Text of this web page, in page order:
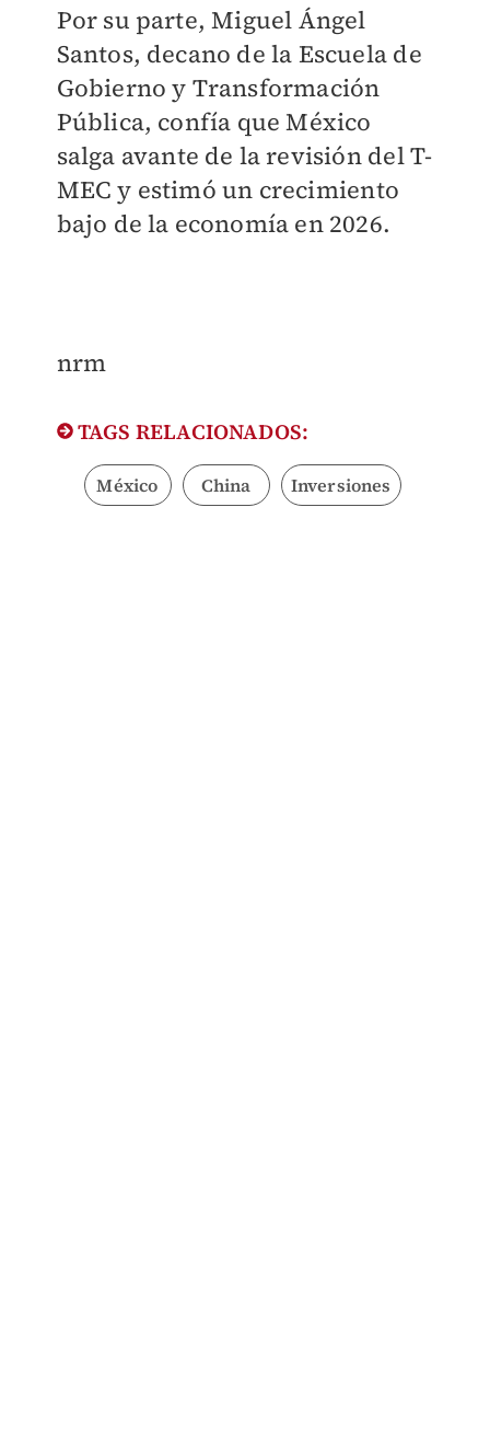
Por su parte, Miguel Ángel
Santos, decano de la Escuela de
Gobierno y Transformación
Pública, confía que México
salga avante de la revisión del T-
MEC y estimó un crecimiento
bajo de la economía en 2026.
nrm
TAGS RELACIONADOS:
México China Inversiones